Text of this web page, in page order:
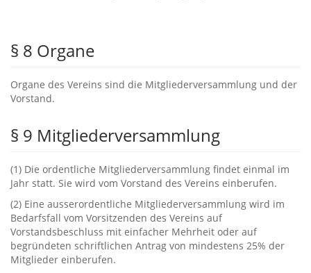
§ ‬8‭ ‬Organe
Organe des Vereins sind die Mitgliederversammlung und der
Vorstand.
§ ‬9‭ ‬Mitgliederversammlung
‭(‬1‭) ‬Die ordentliche Mitgliederversammlung findet einmal im
Jahr statt.‭ ‬Sie wird vom Vorstand des Vereins einberufen.
‭(‬2‭) ‬Eine ausserordentliche Mitgliederversammlung wird im
Bedarfsfall vom Vorsitzenden des Vereins auf
Vorstandsbeschluss mit einfacher Mehrheit oder auf
begründeten schriftlichen Antrag von mindestens‭ ‬25%‭ ‬der
Mitglieder einberufen.